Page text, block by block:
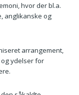
hvor der bl.a.
anglikanske og
arrangement,
ydelser for